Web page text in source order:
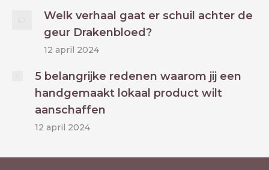
Welk verhaal gaat er schuil achter de
geur Drakenbloed?
12 april 2024
5 belangrijke redenen waarom jij een
handgemaakt lokaal product wilt
aanschaffen
12 april 2024